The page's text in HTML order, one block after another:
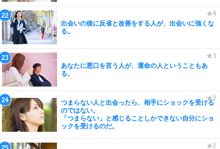
出会いの後に反省と改善をする人が、出会いに強くな
る。
あなたに悪口を言う人が、運命の人ということもあ
る。
つまらない人と出会ったら、相手にショックを受ける
のではない。
「つまらない」と感じることしかできない自分にショ
ックを受けるのだ。